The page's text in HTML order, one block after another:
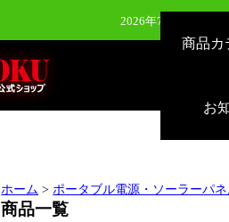
2026年7月28日（火
2026年6月24日（水）新発
2026年8月3日（
商品カ
お
ホーム >ポータブル電源・ソーラーパ
商品一覧